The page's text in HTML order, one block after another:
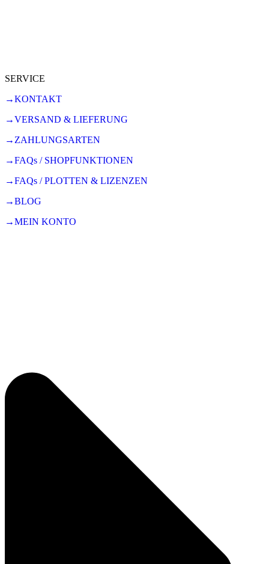
SERVICE
→KONTAKT
→VERSAND & LIEFERUNG
→ZAHLUNGSARTEN
→FAQs / SHOPFUNKTIONEN
→FAQs / PLOTTEN & LIZENZEN
→BLOG
→MEIN KONTO